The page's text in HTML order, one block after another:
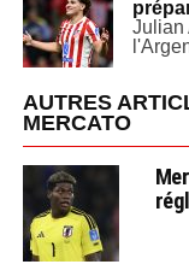
Julian
AUTRES
MERCATO